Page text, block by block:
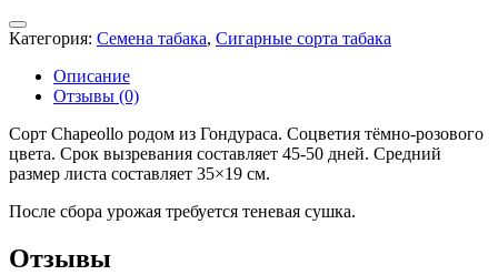
Категория: Семена табака, Сигарные сорта табака
Описание
Отзывы (0)
Сорт Chapeollo родом из Гондураса. Соцветия тёмно-розового
цвета. Срок вызревания составляет 45-50 дней. Средний
размер листа составляет 35×19 см.
После сбора урожая требуется теневая сушка.
Отзывы